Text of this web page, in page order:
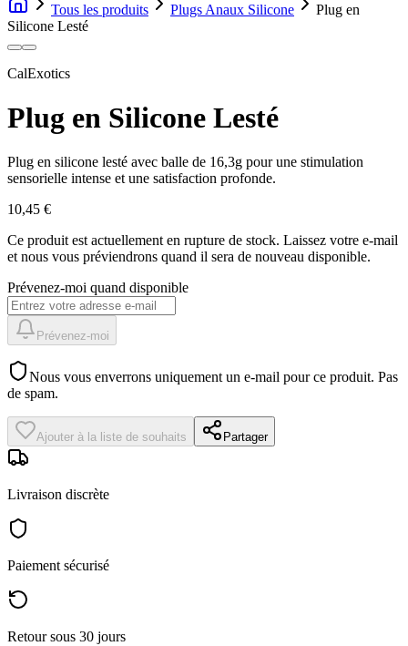
Tous les produits Plugs Anaux Silicone
Plug en
Silicone Lesté
CalExotics
Plug en Silicone Lesté
Plug en silicone lesté avec balle de 16,3g pour une stimulation
sensorielle intense et une satisfaction profonde.
10,45 €
Ce produit est actuellement en rupture de stock. Laissez votre e-mail
et nous vous préviendrons quand il sera de nouveau disponible.
Prévenez-moi quand disponible
Prévenez-moi
Nous vous enverrons uniquement un e-mail pour ce produit. Pas
de spam.
Ajouter à la liste de souhaits Partager
Livraison discrète
Paiement sécurisé
Retour sous 30 jours